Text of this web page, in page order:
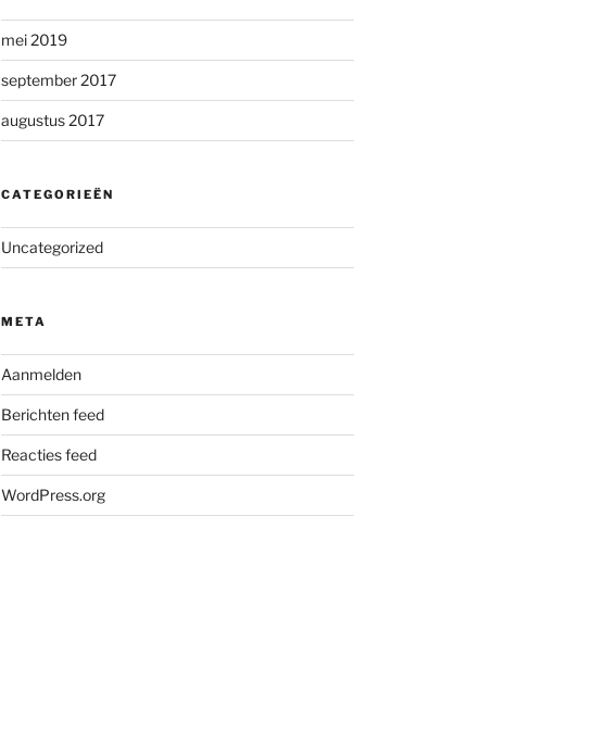
mei 2019
september 2017
augustus 2017
CATEGORIEËN
Uncategorized
META
Aanmelden
Berichten feed
Reacties feed
WordPress.org